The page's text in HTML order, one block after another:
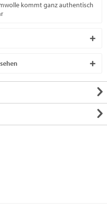
kommt ganz authentisch